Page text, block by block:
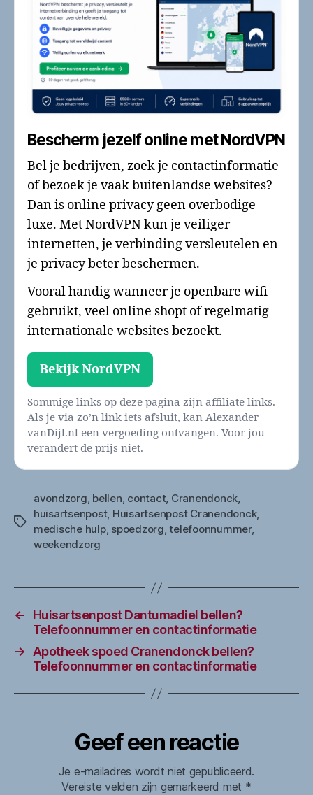
Bescherm jezelf online met NordVPN
Bel je bedrijven, zoek je contactinformatie
of bezoek je vaak buitenlandse websites?
Dan is online privacy geen overbodige
luxe. Met NordVPN kun je veiliger
internetten, je verbinding versleutelen en
je privacy beter beschermen.
Vooral handig wanneer je openbare wifi
gebruikt, veel online shopt of regelmatig
internationale websites bezoekt.
Bekijk NordVPN
Sommige links op deze pagina zijn affiliate links.
Als je via zo’n link iets afsluit, kan Alexander
vanDijl.nl een vergoeding ontvangen. Voor jou
verandert de prijs niet.
Tags
avondzorg, bellen, contact, Cranendonck,
huisartsenpost, Huisartsenpost Cranendonck,
medische hulp, spoedzorg,telefoonnummer,
weekendzorg
←
Huisartsenpost Dantumadiel bellen?
Telefoonnummer en contactinformatie
→
Apotheek spoed Cranendonck bellen?
Telefoonnummer en contactinformatie
Geef een reactie
Je e-mailadres wordt niet gepubliceerd.
Vereiste velden zijn gemarkeerd met *